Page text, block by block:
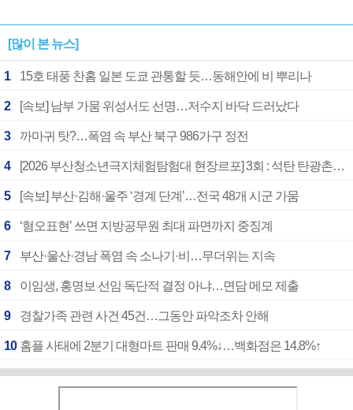
[많이 본 뉴스]
1 15호 태풍 찬홈 일본 도쿄 관통할 듯…동해안에 비 뿌리나
2 [속보] 남부 가뭄 위성서도 선명…저수지 바닥 드러났다
3 까마귀 탓?…폭염 속 부산 북구 986가구 정전
4 [2026 부산청소년극지체험탐험대 현장르포] 3회 : 석탄 탄광촌에서 북극 연구의 중심지로
5 [속보] 부산·김해·울주 ‘경계 단계’…전국 48개 시군 가뭄
6 ‘혐오표현’ 쓰면 지방공무원 최대 파면까지 중징계
7 부산·울산·경남 폭염 속 소나기·비…무더위는 지속
8 이임생, 홍명보 선임 독단적 결정 아냐…면담 메모 제출
9 경찰가족 관련 사건 45건…그동안 파악조차 안해
10 홈플 사태에 2분기 대형마트 판매 9.4%↓…백화점은 14.8%↑